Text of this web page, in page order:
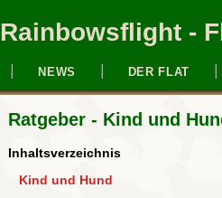
Rainbowsflight -
NEWS DER FLAT
Ratgeber - Kind und
Inhaltsverzeichnis
Kind und Hund